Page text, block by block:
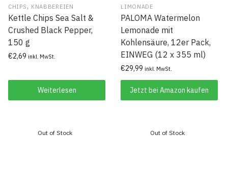
CHIPS, KNABBEREIEN
Kettle Chips Sea Salt &
Crushed Black Pepper,
150 g
€2,69 inkl. MwSt.
Weiterlesen
LIMONADE
PALOMA Watermelon
Lemonade mit
Kohlensäure, 12er Pack,
EINWEG (12 x 355 ml)
€29,99 inkl. MwSt.
Jetzt bei Amazon kaufen